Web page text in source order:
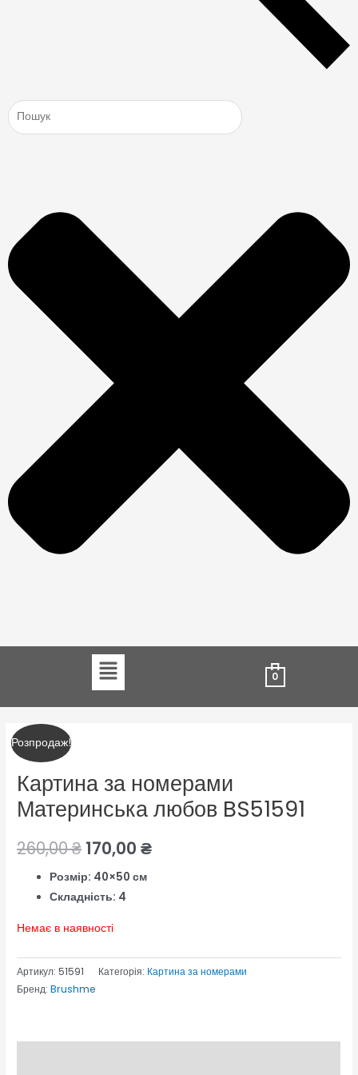
Menu
0
Розпродаж!
Картина за номерами
Материнська любов BS51591
260,00₴
ціна:
260,00 ₴.
170,00₴
ціна:
170,00 ₴.
Розмір: 40×50 см
Складність: 4
Немає в наявності
Артикул:51591 Категорія: Картина за номерами
Бренд:Brushme